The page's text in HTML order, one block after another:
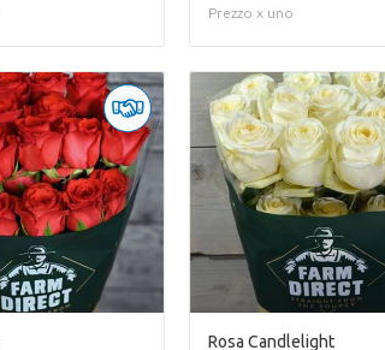
Prezzo x uno
Rosa Candlelight